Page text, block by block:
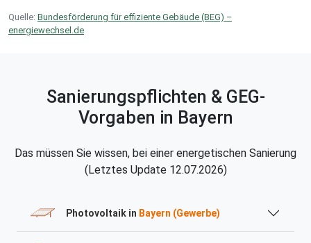
Quelle: Bundesförderung für effiziente Gebäude (BEG) –
energiewechsel.de
Sanierungspflichten & GEG-
Vorgaben in Bayern
Das müssen Sie wissen, bei einer energetischen Sanierung
(Letztes Update 12.07.2026)
Photovoltaik in Bayern (Gewerbe)